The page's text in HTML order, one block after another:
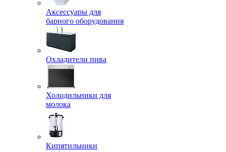
Аксессуары для
барного оборудования
Охладители пива
Холодильники для
молока
Кипятильники